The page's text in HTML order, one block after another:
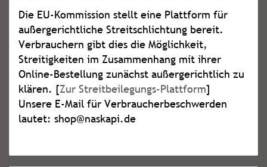
Die EU-Kommission stellt eine Plattform für
außergerichtliche Streitschlichtung bereit.
Verbrauchern gibt dies die Möglichkeit,
Streitigkeiten im Zusammenhang mit ihrer
Online-Bestellung zunächst außergerichtlich zu
klären. [Zur Streitbeilegungs-Plattform]
Unsere E-Mail für Verbraucherbeschwerden
lautet: shop@naskapi.de